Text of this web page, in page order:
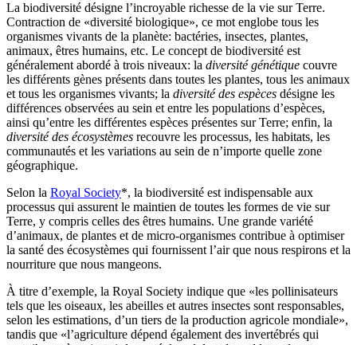
La biodiversité désigne l’incroyable richesse de la vie sur Terre.
Contraction de «diversité biologique», ce mot englobe tous les
organismes vivants de la planète: bactéries, insectes, plantes,
animaux, êtres humains, etc. Le concept de biodiversité est
généralement abordé à trois niveaux: la diversité génétique couvre
les différents gènes présents dans toutes les plantes, tous les animaux
et tous les organismes vivants; la diversité des espèces désigne les
différences observées au sein et entre les populations d’espèces,
ainsi qu’entre les différentes espèces présentes sur Terre; enfin, la
diversité des écosystèmes recouvre les processus, les habitats, les
communautés et les variations au sein de n’importe quelle zone
géographique.
Selon la Royal Society*, la biodiversité est indispensable aux
processus qui assurent le maintien de toutes les formes de vie sur
Terre, y compris celles des êtres humains. Une grande variété
d’animaux, de plantes et de micro-organismes contribue à optimiser
la santé des écosystèmes qui fournissent l’air que nous respirons et la
nourriture que nous mangeons.
À titre d’exemple, la Royal Society indique que «les pollinisateurs
tels que les oiseaux, les abeilles et autres insectes sont responsables,
selon les estimations, d’un tiers de la production agricole mondiale»,
tandis que «l’agriculture dépend également des invertébrés qui